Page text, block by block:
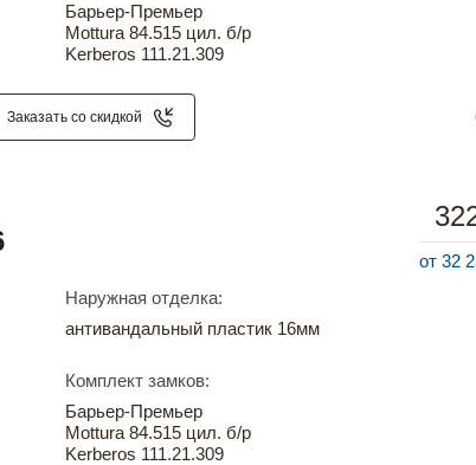
Барьер-Премьер
Mottura 84.515 цил. б/р
Kerberos 111.21.309
Заказать со скидкой
Наружная отделка:
антивандальный пластик 16мм
Комплект замков:
Барьер-Премьер
Mottura 84.515 цил. б/р
Kerberos 111.21.309
от 32